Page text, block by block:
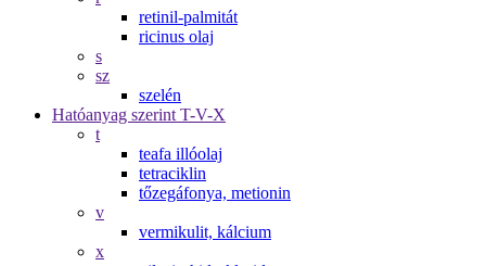
retinil-palmitát
ricinus olaj
s
sz
szelén
Hatóanyag szerint T-V-X
t
teafa illóolaj
tetraciklin
tőzegáfonya, metionin
v
vermikulit, kálcium
x